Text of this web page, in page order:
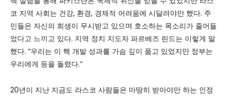
코 지역 사회는 건강, 환경, 경제적 어려움에 시달려야만 했다. 주
민들은 자신의 희생이 무시받고 있으며 호소하는 목소리가 줄어들
었다고 느끼고 있다. 지역 정치 지도자 파르베즈 린드는 이렇게 말
했다. “우리는 이 핵 개발 성과를 가슴 깊이 품고 있었지만 정부는
우리에게 등을 돌렸다.”
20년이 지난 지금도 라스코 사람들은 마땅히 받아야만 하는 인정